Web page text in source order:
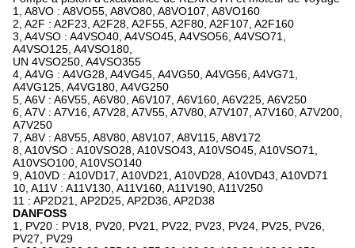
1, A8VO : A8VO55, A8VO80, A8VO107, A8VO160
2, A2F : A2F23, A2F28, A2F55, A2F80, A2F107, A2F160
3, A4VSO : A4VSO40, A4VSO45, A4VSO56, A4VSO71,
A4VSO125, A4VSO180,
UN 4VSO250, A4VSO355
4, A4VG : A4VG28, A4VG45, A4VG50, A4VG56, A4VG71,
A4VG125, A4VG180, A4VG250
5, A6V : A6V55, A6V80, A6V107, A6V160, A6V225, A6V250
6, A7V : A7V16, A7V28, A7V55, A7V80, A7V107, A7V160, A7V200,
A7V250
7, A8V : A8V55, A8V80, A8V107, A8V115, A8V172
8, A10VSO : A10VSO28, A10VSO43, A10VSO45, A10VSO71,
A10VSO100, A10VSO140
9, A10VD : A10VD17, A10VD21, A10VD28, A10VD43, A10VD71
10, A11V : A11V130, A11V160, A11V190, A11V250
11 : AP2D21, AP2D25, AP2D36, AP2D38
DANFOSS
1, PV20 : PV18, PV20, PV21, PV22, PV23, PV24, PV25, PV26,
PV27, PV29